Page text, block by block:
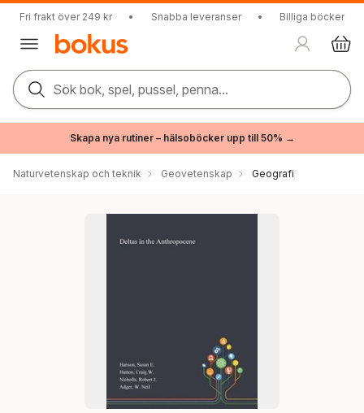
Fri frakt över 249 kr • Snabba leveranser • Billiga böcker
Sök bok, spel, pussel, penna...
Skapa nya rutiner – hälsoböcker upp till 50% →
Naturvetenskap och teknik Geovetenskap Geografi